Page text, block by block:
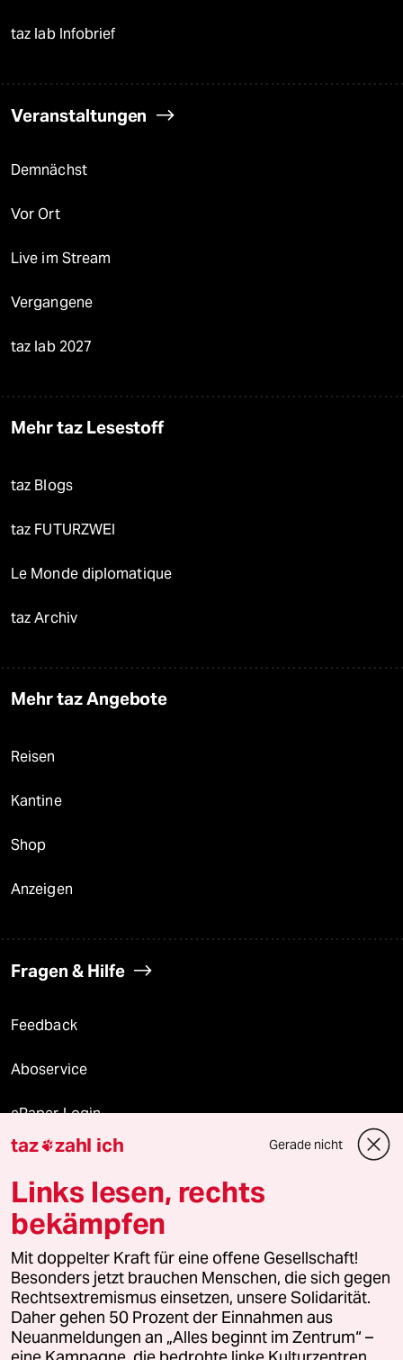
taz lab Infobrief
Veranstaltungen
Demnächst
Vor Ort
Live im Stream
Vergangene
taz lab 2027
Mehr taz Lesestoff
taz Blogs
taz FUTURZWEI
Le Monde diplomatique
taz Archiv
Mehr taz Angebote
Reisen
Kantine
Shop
Anzeigen
Fragen & Hilfe
Feedback
Aboservice
ePaper Login
Downloads für Abonnierende
© 2026 taz Verlags und Vertriebs GmbH
Alle Rechte vorbehalten. Bei rechtlichen Fragen oder für Genehmigungen
wenden Sie sich bitte an lizenzen@taz.de
Feedback Redaktionsstatut Kommune-Richtlinien
taz zahl ich Gerade nicht
Links lesen, rechts
bekämpfen
Mit doppelter Kraft für eine offene Gesellschaft!
Besonders jetzt brauchen Menschen, die sich gegen
Rechtsextremismus einsetzen, unsere Solidarität.
Daher gehen 50 Prozent der Einnahmen aus
Neuanmeldungen an „Alles beginnt im Zentrum“ –